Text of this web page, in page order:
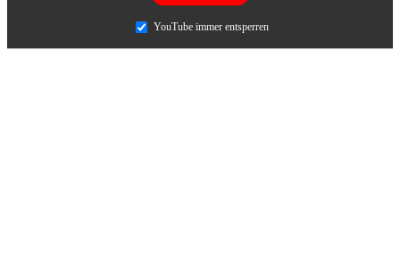
YouTube immer entsperren